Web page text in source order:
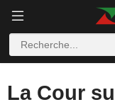
La Cour